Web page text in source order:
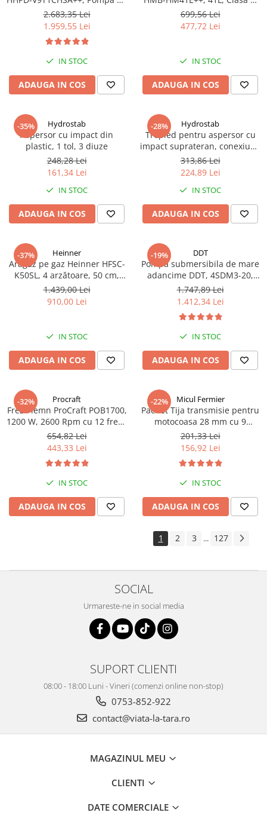
caldura, 9 kg, Clasa A++,
Functie Anti-sifonare, Argintiu
2.683,35 Lei
1.959,55 Lei
IN STOC
ADAUGA IN COS
Alb, Răcire Statică
699,56 Lei
477,72 Lei
IN STOC
ADAUGA IN COS
-35% Hydrostab
Aspersor cu impact din
plastic, 1 tol, 3 diuze
248,28 Lei
161,34 Lei
IN STOC
ADAUGA IN COS
-28% Hydrostab
Trepied pentru aspersor cu
impact suprateran, conexiune
cm
313,86 Lei
224,89 Lei
IN STOC
ADAUGA IN COS
-37% Heinner
Aragaz pe gaz Heinner HFSC-
K50SL, 4 arzătoare, 50 cm,
Duze GPL incluse​​​​​​​, Dispozitiv
de siguranță plită și cuptor,
Capac metalic, Argintiu
1.439,00 Lei
910,00 Lei
IN STOC
ADAUGA IN COS
-19% DDT
Pompa submersibila de mare
adancime DDT, 4SDM3-20,
refulare la 250 m, debit 12
m³/h, putere 2500 W, 20
turbine, Inox, 30 m cablu
1.747,89 Lei
1.412,34 Lei
IN STOC
ADAUGA IN COS
-32% Procraft
Freza lemn ProCraft POB1700,
1200 W, 2600 Rpm cu 12 freze
pentru lemn incluse in pachet
654,82 Lei
443,33 Lei
IN STOC
ADAUGA IN COS
-22% Micul Fermier
Pachet Tija transmisie pentru
motocoasa 28 mm cu 9
caneluri+Angrenaj unghiular,
9 caneluri cu 28 mm+Cap
superior
201,33 Lei
156,92 Lei
IN STOC
ADAUGA IN COS
1 2 3 ... 127
SOCIAL
Urmareste-ne in social media
SUPORT CLIENTI
08:00 - 18:00 Luni - Vineri (comenzi online non-stop)
0753-852-922
contact@viata-la-tara.ro
MAGAZINUL MEU
CLIENTI
DATE COMERCIALE